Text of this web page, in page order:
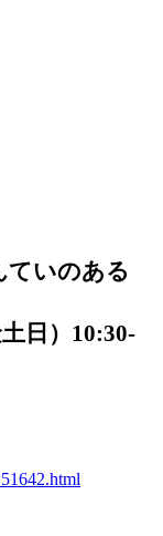
ていのある
日）10:30-